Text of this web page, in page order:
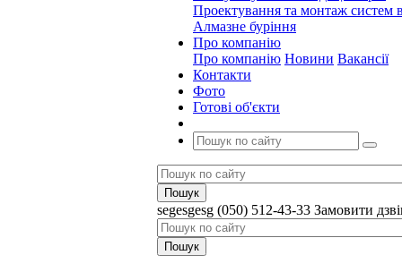
Проектування та монтаж систем
Алмазне буріння
Про компанію
Про компанію Новини Вакансії
Контакти
Фото
Готові об'єкти
segesgesg (050) 512-43-33 Замовити